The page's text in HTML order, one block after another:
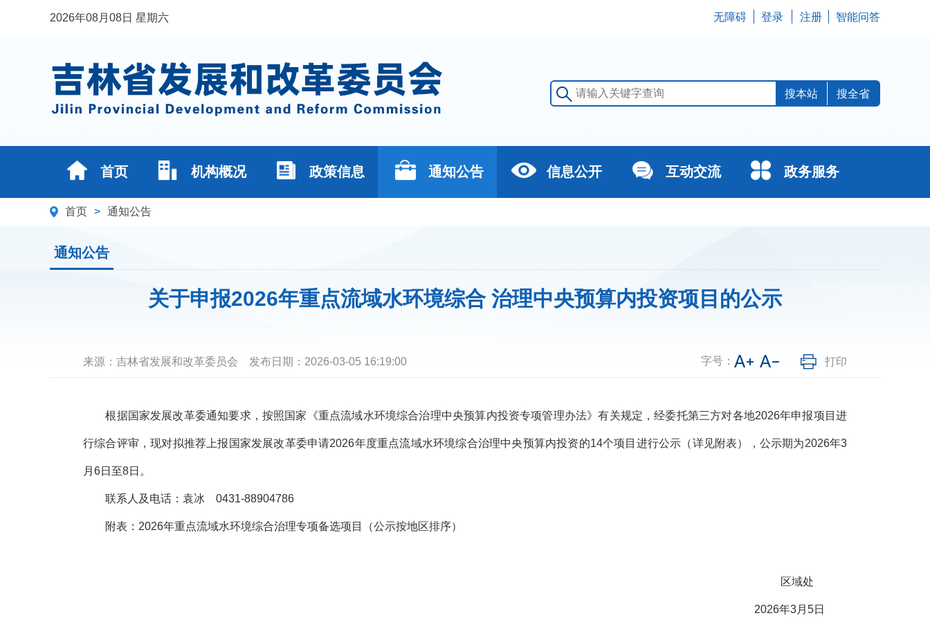
2026年08月08日 星期六 无障碍 登录 注册 智能问答
搜全省
首页 机构概况 政策信息 通知公告 信息公开 互动交流 政务服务
首页 > 通知公告
通知公告
关于申报2026年重点流域水环境综合 治理中央预算内投资项目的公示
来源： 吉林省发展和改革委员会 发布日期： 2026-03-05 16:19:00 字号： 打印
根据国家发展改革委通知要求，按照国家《重点流域水环境综合治理中央预算内投资专项管理办法》有关规定，经委托第三方对各地2026年申报项目进
行综合评审，现对拟推荐上报国家发展改革委申请2026年度重点流域水环境综合治理中央预算内投资的14个项目进行公示（详见附表），公示期为2026年3
月6日至8日。
联系人及电话：袁冰 0431-88904786
附表：2026年重点流域水环境综合治理专项备选项目（公示按地区排序）
区域处
2026年3月5日